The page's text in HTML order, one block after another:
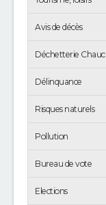
Avis de décès
Déchetterie
Délinquance
Risques naturels
Pollution
Bureau de vote
Elections